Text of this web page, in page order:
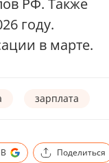
году.
в марте.
зарплата
Поделиться